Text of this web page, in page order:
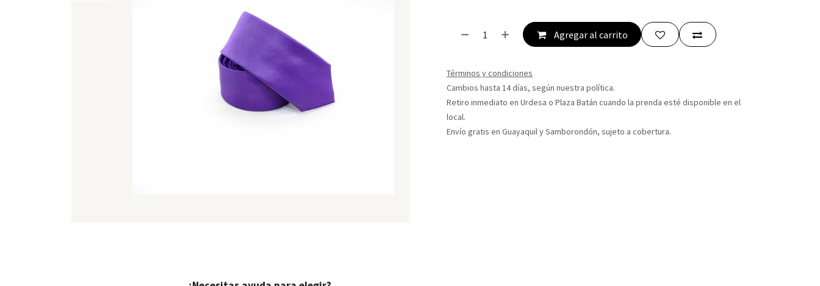
Agregar al carrito
Términos y condiciones
Cambios hasta 14 días, según nuestra política.
Retiro inmediato en Urdesa o Plaza Batán cuando la prenda esté disponible en el
local.
Envío gratis en Guayaquil y Samborondón, sujeto a cobertura.